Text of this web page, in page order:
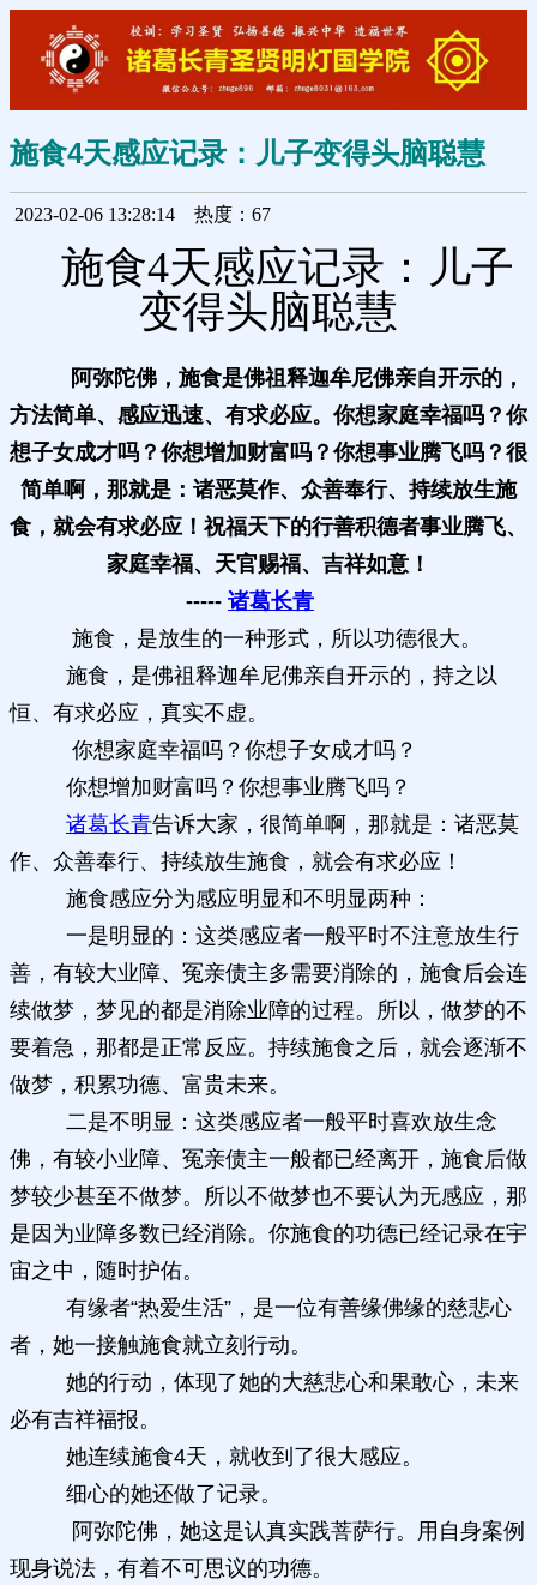
施食4天感应记录：儿子变得头脑聪慧
2023-02-06 13:28:14 热度：67
施食4天感应记录：儿子
变得头脑聪慧
阿弥陀佛，施食是佛祖释迦牟尼佛亲自开示的，
方法简单、感应迅速、有求必应。你想家庭幸福吗？你
想子女成才吗？你想增加财富吗？你想事业腾飞吗？很
简单啊，那就是：诸恶莫作、众善奉行、持续放生施
食，就会有求必应！祝福天下的行善积德者事业腾飞、
家庭幸福、天官赐福、吉祥如意！
----- 诸葛长青
施食，是放生的一种形式，所以功德很大。
施食，是佛祖释迦牟尼佛亲自开示的，持之以
恒、有求必应，真实不虚。
你想家庭幸福吗？你想子女成才吗？
你想增加财富吗？你想事业腾飞吗？
诸葛长青告诉大家，很简单啊，那就是：诸恶莫
作、众善奉行、持续放生施食，就会有求必应！
施食感应分为感应明显和不明显两种：
一是明显的：这类感应者一般平时不注意放生行
善，有较大业障、冤亲债主多需要消除的，施食后会连
续做梦，梦见的都是消除业障的过程。所以，做梦的不
要着急，那都是正常反应。持续施食之后，就会逐渐不
做梦，积累功德、富贵未来。
二是不明显：这类感应者一般平时喜欢放生念
佛，有较小业障、冤亲债主一般都已经离开，施食后做
梦较少甚至不做梦。所以不做梦也不要认为无感应，那
是因为业障多数已经消除。你施食的功德已经记录在宇
宙之中，随时护佑。
有缘者“热爱生活”，是一位有善缘佛缘的慈悲心
者，她一接触施食就立刻行动。
她的行动，体现了她的大慈悲心和果敢心，未来
必有吉祥福报。
她连续施食4天，就收到了很大感应。
细心的她还做了记录。
阿弥陀佛，她这是认真实践菩萨行。用自身案例
现身说法，有着不可思议的功德。